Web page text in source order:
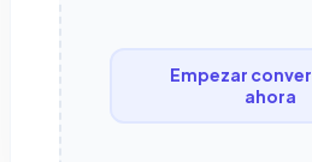
Empezar
ahora